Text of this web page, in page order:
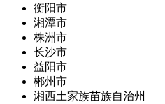
衡阳市
湘潭市
株洲市
长沙市
益阳市
郴州市
湘西土家族苗族自治州